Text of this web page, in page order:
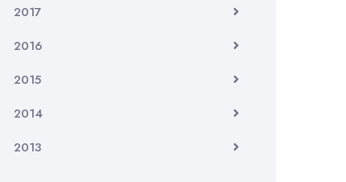
2017
2016
2015
2014
2013